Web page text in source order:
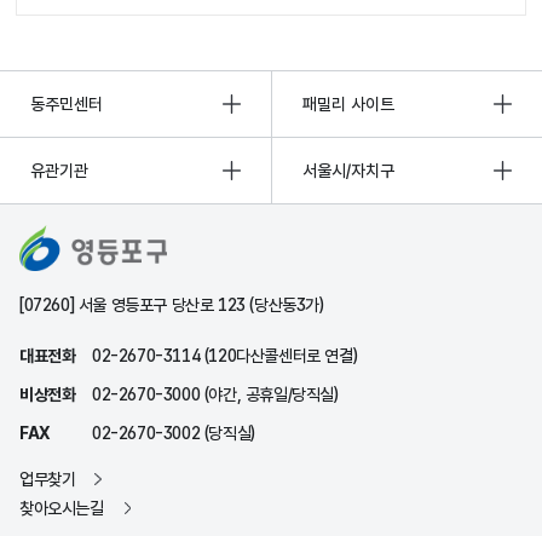
동주민센터 패밀리 사이트
유관기관 서울시/자치구
[07260] 서울 영등포구 당산로 123 (당산동3가)
대표전화
02-2670-3114 (120다산콜센터로 연결)
비상전화
02-2670-3000 (야간, 공휴일/당직실)
FAX
02-2670-3002 (당직실)
업무찾기
찾아오시는길